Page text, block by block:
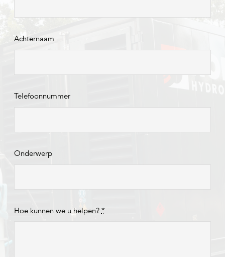
Achternaam
Telefoonnummer
Onderwerp
Hoe kunnen we u helpen? *